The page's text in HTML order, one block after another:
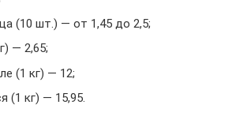
(10 шт.) — от 1,45 до 2,5;
— 2,65;
(1 кг) — 12;
(1 кг) — 15,95.